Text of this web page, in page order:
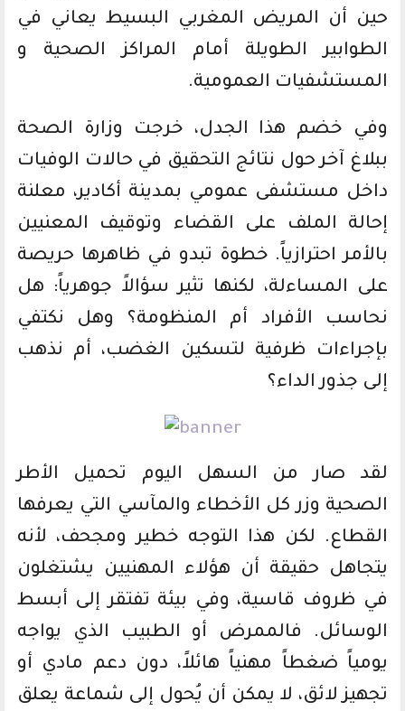
حين أن المريض المغربي البسيط يعاني في
الطوابير الطويلة أمام المراكز الصحية و
المستشفيات العمومية.
وفي خضم هذا الجدل، خرجت وزارة الصحة
ببلاغ آخر حول نتائج التحقيق في حالات الوفيات
داخل مستشفى عمومي بمدينة أكادير، معلنة
إحالة الملف على القضاء وتوقيف المعنيين
بالأمر احترازياً. خطوة تبدو في ظاهرها حريصة
على المساءلة، لكنها تثير سؤالاً جوهرياً: هل
نحاسب الأفراد أم المنظومة؟ وهل نكتفي
بإجراءات ظرفية لتسكين الغضب، أم نذهب
إلى جذور الداء؟
لقد صار من السهل اليوم تحميل الأطر
الصحية وزر كل الأخطاء والمآسي التي يعرفها
القطاع. لكن هذا التوجه خطير ومجحف، لأنه
يتجاهل حقيقة أن هؤلاء المهنيين يشتغلون
في ظروف قاسية، وفي بيئة تفتقر إلى أبسط
الوسائل. فالممرض أو الطبيب الذي يواجه
يومياً ضغطاً مهنياً هائلاً، دون دعم مادي أو
تجهيز لائق، لا يمكن أن يُحول إلى شماعة يعلق